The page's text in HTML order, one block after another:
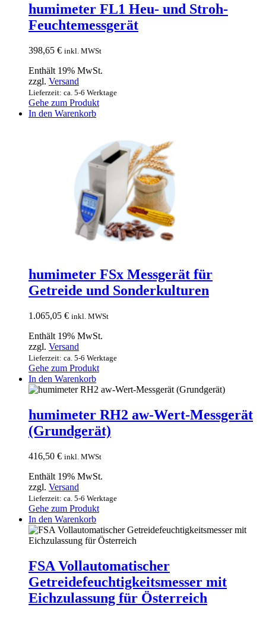
humimeter FL1 Heu- und Stroh-
Feuchtemessgerät
398,65 € inkl. MWSt
Enthält 19% MwSt.
zzgl. Versand
Lieferzeit: ca. 5-6 Werktage
Gehe zum Produkt
In den Warenkorb
humimeter FSx Messgerät für
Getreide und Sonderkulturen
1.065,05 € inkl. MWSt
Enthält 19% MwSt.
zzgl. Versand
Lieferzeit: ca. 5-6 Werktage
Gehe zum Produkt
In den Warenkorb
humimeter RH2 aw-Wert-Messgerät
(Grundgerät)
416,50 € inkl. MWSt
Enthält 19% MwSt.
zzgl. Versand
Lieferzeit: ca. 5-6 Werktage
Gehe zum Produkt
In den Warenkorb
FSA Vollautomatischer
Getreidefeuchtigkeitsmesser mit
Eichzulassung für Österreich